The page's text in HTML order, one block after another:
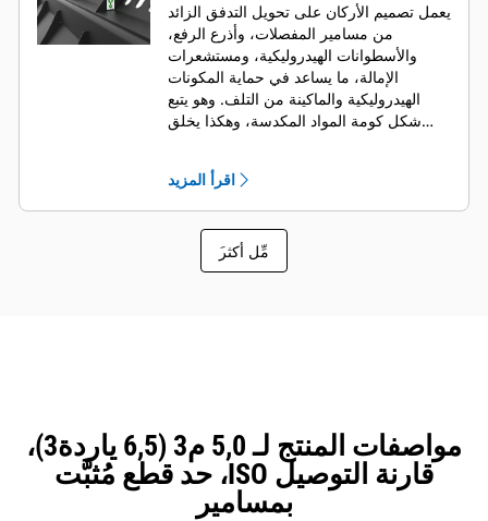
يعمل تصميم الأركان على تحويل التدفق الزائد
من مسامير المفصلات، وأذرع الرفع،
والأسطوانات الهيدروليكية، ومستشعرات
الإمالة، ما يساعد في حماية المكونات
الهيدروليكية والماكينة من التلف. وهو يتبع
شكل كومة المواد المكدسة، وهكذا يخلق
اقرأ المزيد
َمِّل أكثر
مواصفات المنتج لـ 5,0 م3 (6,5 ياردة3)،
قارنة التوصيل ISO، حد قطع مُثبَّت
بمسامير